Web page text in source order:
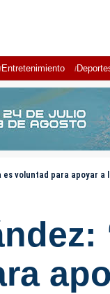
Entretenimiento
voluntad para apoyar a